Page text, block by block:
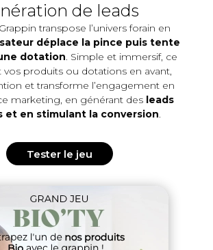
de leads
transpose l’univers forain en
déplace la pince puis tente
dotation. Simple et immersif, ce
produits ou dotations en avant,
et transforme l’engagement en
marketing, en générant des leads
et en stimulant la conversion.
Tester le jeu